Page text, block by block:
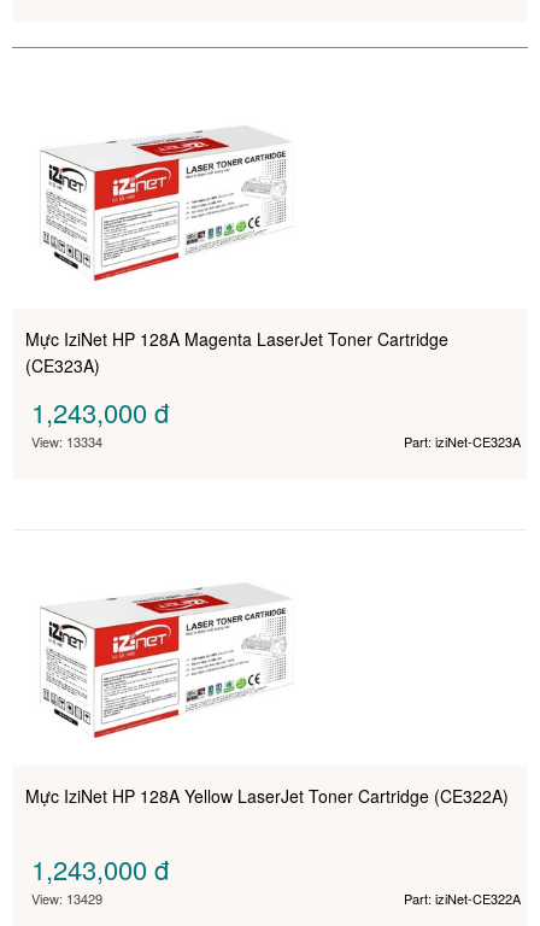
Mực IziNet HP 128A Magenta LaserJet Toner Cartridge
(CE323A)
1,243,000đ
View: 13334 Part: iziNet-CE323A
Mực IziNet HP 128A Yellow LaserJet Toner Cartridge (CE322A)
1,243,000đ
View: 13429 Part: iziNet-CE322A